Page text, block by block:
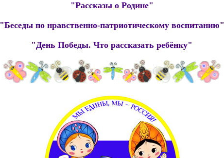
"Рассказы о Родине"
"Беседы по нравственно-патриотическому воспитанию"
"День Победы. Что рассказать ребёнку"